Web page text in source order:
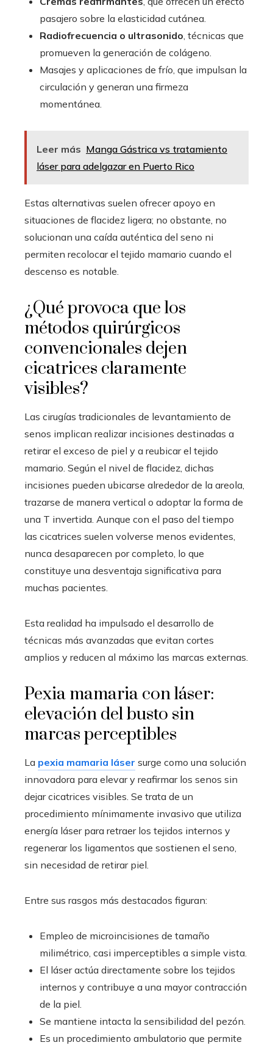
pasajero sobre la elasticidad cutánea.
Radiofrecuencia o ultrasonido , técnicas que
promueven la generación de colágeno.
Masajes y aplicaciones de frío, que impulsan la
circulación y generan una firmeza
momentánea.
Leer más Manga Gástrica vs tratamiento
láser para adelgazar en Puerto Rico
Estas alternativas suelen ofrecer apoyo en
situaciones de flacidez ligera; no obstante, no
solucionan una caída auténtica del seno ni
permiten recolocar el tejido mamario cuando el
descenso es notable.
¿Qué provoca que los
métodos quirúrgicos
convencionales dejen
cicatrices claramente
visibles?
Las cirugías tradicionales de levantamiento de
senos implican realizar incisiones destinadas a
retirar el exceso de piel y a reubicar el tejido
mamario. Según el nivel de flacidez, dichas
incisiones pueden ubicarse alrededor de la areola,
trazarse de manera vertical o adoptar la forma de
una T invertida. Aunque con el paso del tiempo
las cicatrices suelen volverse menos evidentes,
nunca desaparecen por completo, lo que
constituye una desventaja significativa para
muchas pacientes.
Esta realidad ha impulsado el desarrollo de
técnicas más avanzadas que evitan cortes
amplios y reducen al máximo las marcas externas.
Pexia mamaria con láser:
elevación del busto sin
marcas perceptibles
La pexia mamaria láser surge como una solución
innovadora para elevar y reafirmar los senos sin
dejar cicatrices visibles. Se trata de un
procedimiento mínimamente invasivo que utiliza
energía láser para retraer los tejidos internos y
regenerar los ligamentos que sostienen el seno,
sin necesidad de retirar piel.
Entre sus rasgos más destacados figuran:
Empleo de microincisiones de tamaño
milimétrico, casi imperceptibles a simple vista.
El láser actúa directamente sobre los tejidos
internos y contribuye a una mayor contracción
de la piel.
Se mantiene intacta la sensibilidad del pezón.
Es un procedimiento ambulatorio que permite